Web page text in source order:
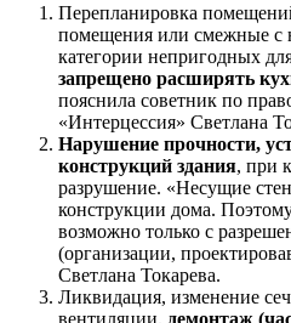
Перепланировка
помещения или смежные с
категории непригодных
запрещено расширять
пояснила советник по
«Интерцессия» Светлана
Нарушение прочности,
конструкций здания, при
разрушение. «Несущие
конструкции дома.
возможно только с
(организации,
Светлана Токарева.
Ликвидация, изменение
вентиляции, демонтаж